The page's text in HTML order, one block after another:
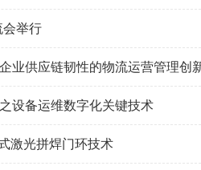
会举行
业供应链韧性的物流运营管理创
设备运维数字化关键技术
激光拼焊门环技术